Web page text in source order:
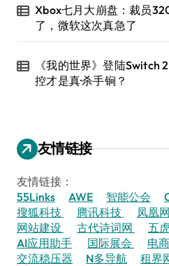
Xbox七月大崩盘：裁员
了，微软这次真急了
《我的世界》登陆Switch
控才是真·杀手锏？
友情链接
友情链接：
55Links
AWE 智能公会
搜狐科技
腾讯科技 凤凰网
网站建设
古代诗词网 五
AI应用助手
国际展会
电
交流稳压器
N多导航 租界